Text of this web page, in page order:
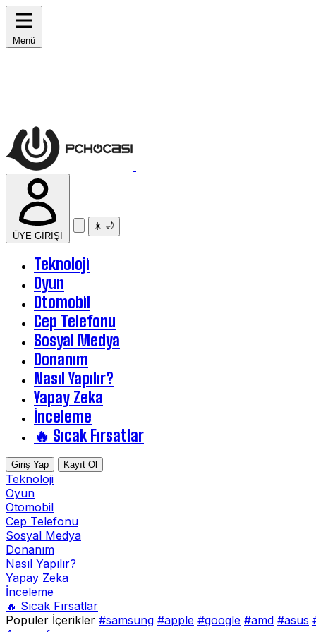
Menü
ÜYE GİRİŞİ
☀️ 🌙
Teknoloji
Oyun
Otomobil
Cep Telefonu
Sosyal Medya
Donanım
Nasıl Yapılır?
Yapay Zeka
İnceleme
🔥 Sıcak Fırsatlar
Giriş Yap Kayıt Ol
Teknoloji
Oyun
Otomobil
Cep Telefonu
Sosyal Medya
Donanım
Nasıl Yapılır?
Yapay Zeka
İnceleme
🔥 Sıcak Fırsatlar
Popüler İçerikler #samsung #apple #google #amd #asus